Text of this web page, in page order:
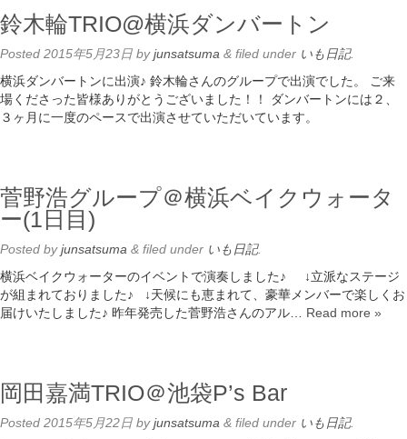
鈴木輪TRIO@横浜ダンバートン
Posted 2015年5月23日 byjunsatsuma & filed under いも日記.
横浜ダンバートンに出演♪ 鈴木輪さんのグループで出演でした。 ご来
場くださった皆様ありがとうございました！！ ダンバートンには２、
３ヶ月に一度のペースで出演させていただいています。
菅野浩グループ＠横浜ベイクウォータ
ー(1日目)
Posted byjunsatsuma & filed under いも日記.
横浜ベイクウォーターのイベントで演奏しました♪ ↓立派なステージ
が組まれておりました♪ ↓天候にも恵まれて、豪華メンバーで楽しくお
届けいたしました♪ 昨年発売した菅野浩さんのアル… Read more »
岡田嘉満TRIO＠池袋P’s Bar
Posted 2015年5月22日 byjunsatsuma & filed under いも日記.